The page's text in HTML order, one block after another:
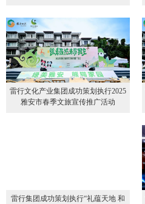
雷行文化产业集团成功策划执行2025
雅安市春季文旅宣传推广活动
雷行集团成功策划执行“礼蕴天地 和